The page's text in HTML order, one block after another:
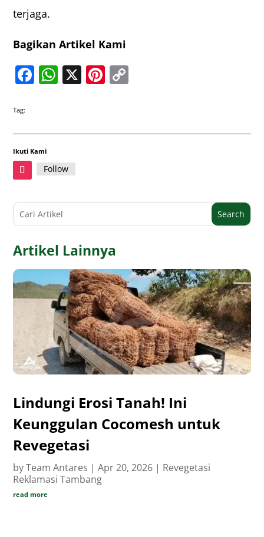
terjaga.
Bagikan Artikel Kami
Facebook
WhatsApp
X Pinterest
Tag:
Ikuti Kami
Follow
Artikel Lainnya
Lindungi Erosi Tanah! Ini
Keunggulan Cocomesh untuk
Revegetasi
byTeam Antares |Apr 20, 2026 | Revegetasi
Reklamasi Tambang
read more